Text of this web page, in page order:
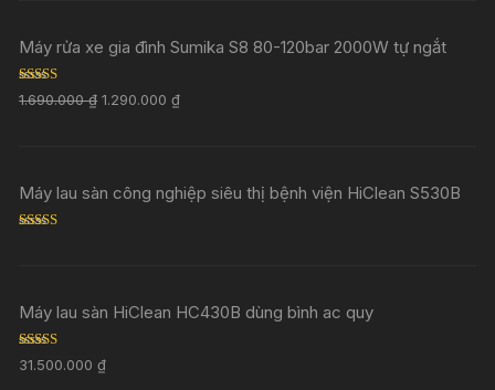
Máy rửa xe gia đình Sumika S8 80-120bar 2000W tự ngắt
Rated 5.00
out of 5
1.690.000₫ 1.290.000₫
Máy lau sàn công nghiệp siêu thị bệnh viện HiClean S530B
Máy lau sàn HiClean HC430B dùng bình ac quy
Rated5.00
out of 5
31.500.000₫